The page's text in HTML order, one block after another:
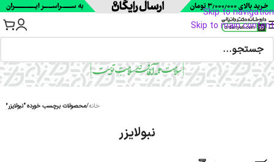
Skip to navigation
Skip to main content
نبولایزر
خانه/محصولات برچسب خورده “نبولایزر”